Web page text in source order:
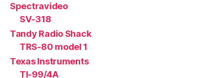
Spectravideo
SV-318
Tandy Radio Shack
TRS-80 model 1
Texas Instruments
TI-99/4A